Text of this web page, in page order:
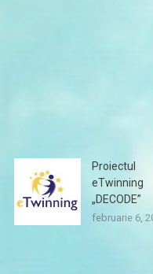
Proiectul
eTwinning
„DECODE”
februarie 6,